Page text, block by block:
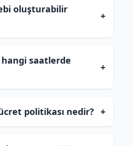
oluşturabilir
+
saatlerde
+
politikası nedir? +